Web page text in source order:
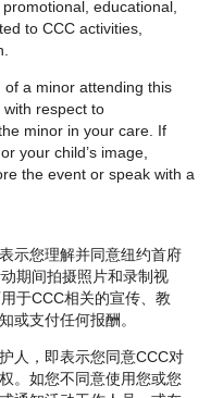
educational,
to CCC activities,
a minor attending this
respect to
minor in your care. If
your child’s image,
the event or speak with a
示您理解并同意纽约首府
期间拍摄照片和录制视
于CCC相关的宣传、教
或支付任何报酬。
人，即表示您同意CCC对
。如您不同意使用您或您